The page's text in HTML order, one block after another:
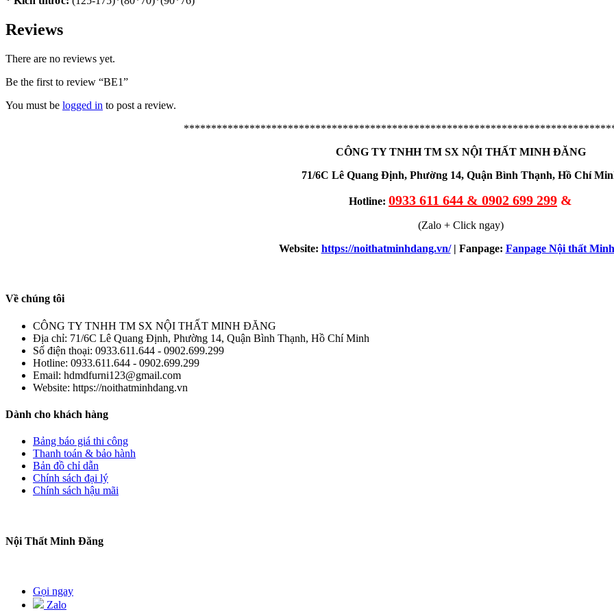
Reviews
There are no reviews yet.
Be the first to review “BE1”
You must be logged in to post a review.
CÔNG TY TNHH TM SX NỘI THẤT MINH ĐĂNG
71/6C Lê Quang Định, Phường 14, Quận Bình Thạnh, Hồ Chí
Hotline: 0933 611 644 & 0902 699 299 &
(Zalo + Click ngay)
Website: https://noithatminhdang.vn/ | Fanpage: Fanpage Nội thất
Về chúng tôi
CÔNG TY TNHH TM SX NỘI THẤT MINH ĐĂNG
Địa chỉ: 71/6C Lê Quang Định, Phường 14, Quận Bình Thạnh, Hồ Chí Minh
Số điện thoại: 0933.611.644 - 0902.699.299
Hotline: 0933.611.644 - 0902.699.299
Email: hdmdfurni123@gmail.com
Website: https://noithatminhdang.vn
Dành cho khách hàng
Bảng báo giá thi công
Thanh toán & bảo hành
Bản đồ chỉ dẫn
Chính sách đại lý
Chính sách hậu mãi
Nội Thất Minh Đăng
Gọi ngay
Zalo